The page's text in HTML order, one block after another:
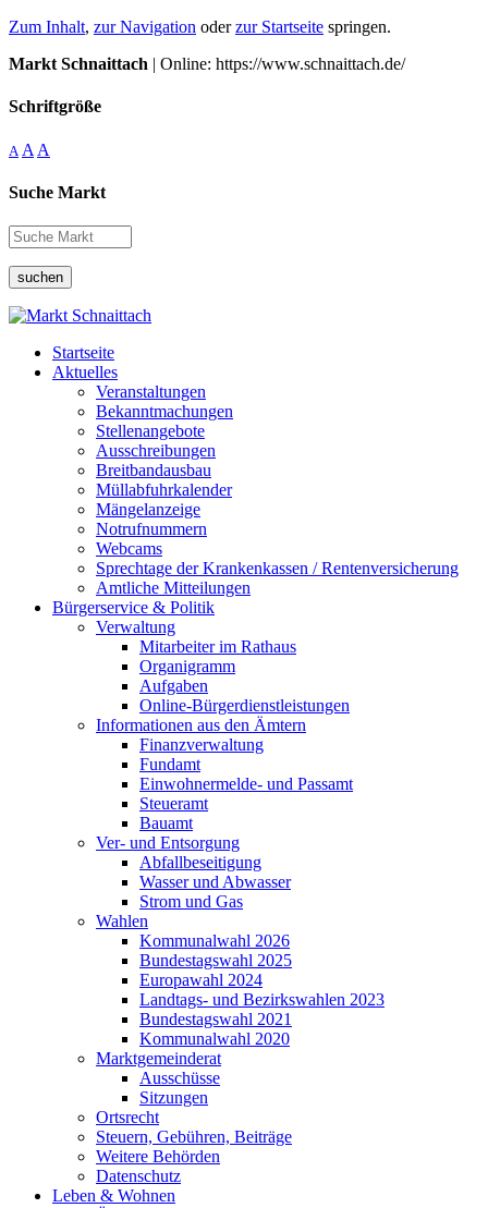
Zum Inhalt, zur Navigation oderzur Startseite springen.
Markt Schnaittach | Online: https://www.schnaittach.de/
Schriftgröße
A A A
Suche Markt
suchen
Startseite
Aktuelles
Veranstaltungen
Bekanntmachungen
Stellenangebote
Ausschreibungen
Breitbandausbau
Müllabfuhrkalender
Mängelanzeige
Notrufnummern
Webcams
Sprechtage der Krankenkassen / Rentenversicherung
Amtliche Mitteilungen
Bürgerservice & Politik
Verwaltung
Mitarbeiter im Rathaus
Organigramm
Aufgaben
Online-Bürgerdienstleistungen
Informationen aus den Ämtern
Finanzverwaltung
Fundamt
Einwohnermelde- und Passamt
Steueramt
Bauamt
Ver- und Entsorgung
Abfallbeseitigung
Wasser und Abwasser
Strom und Gas
Wahlen
Kommunalwahl 2026
Bundestagswahl 2025
Europawahl 2024
Landtags- und Bezirkswahlen 2023
Bundestagswahl 2021
Kommunalwahl 2020
Marktgemeinderat
Ausschüsse
Sitzungen
Ortsrecht
Steuern, Gebühren, Beiträge
Weitere Behörden
Datenschutz
Leben & Wohnen